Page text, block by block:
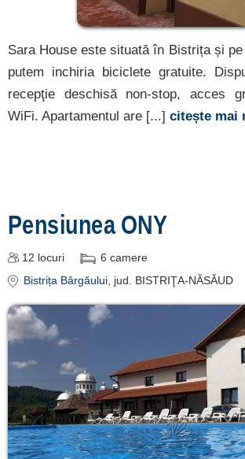
Sara House este situată în Bistrița și
putem inchiria biciclete gratuite.
recepţie deschisă non-stop, acces
WiFi. Apartamentul are [...] citește mai
Pensiunea ONY
12 locuri 6 camere
Bistrița Bârgăului, jud. BISTRIŢA-NĂSĂUD